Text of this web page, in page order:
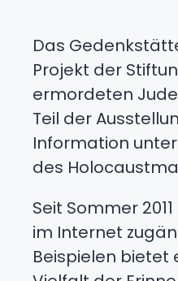
Das
Projekt der
ermordeten
Teil der
Information
des
Seit Sommer
im Internet
Beispielen bietet